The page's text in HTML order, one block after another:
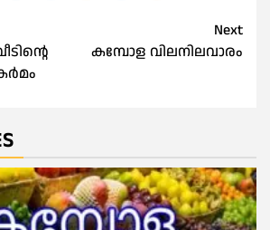
Next
കമ്പോള വിലനിലവാരം